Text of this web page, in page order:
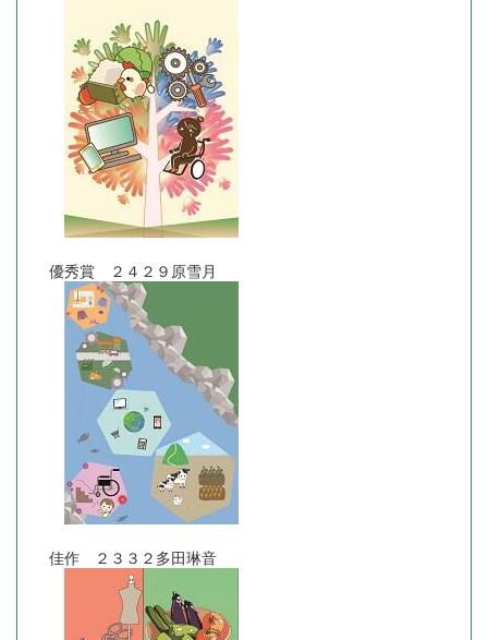
優秀賞 ２４２９原雪月
佳作 ２３３２多田琳音